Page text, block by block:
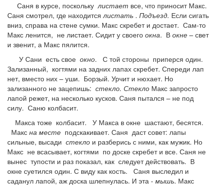
Саня в курсе, посколькулистает все, что приносит Макс.
Саня смотрел, где находитсялистать . Подъезд. Если сигать
вниз, справа на стене сумки. Макс скребет и достает. Сам-то
Макс ленится, не листает. Сидит у своего окна. В окне – свет
и звенит, а Макс пялится.
У Сани есть свое окно. С той стороны приперся один.
Зализанный, когтями на задних лапах скребет. Спереди лап
нет, вместо них – уши. Борзый. Урчит и нюхает. Но
зализанного не зацепишь: стекло. Стекло Макс запросто
лапой режет, на несколько кусков. Саня пытался – не под
силу. Саню колбасит.
Макса тоже колбасит. У Макса в окне шастают, бесятся.
Макс на месте подскакивает. Саня даст совет: лапы
сильные, высади стекло и разберись с ними, как мужик. Но
Макс не всасывает, когтями по доске скребет и все. Саня не
вынес тупости и раз показал, как следует действовать. В
окне суетился один. С виду как кость. Саня выследил и
саданул лапой, аж доска шлепнулась. И эта - мышь. Макс